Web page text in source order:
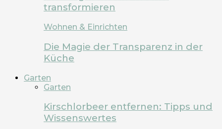
transformieren
Wohnen & Einrichten
Die Magie der Transparenz in der
Küche
Garten
Garten
Kirschlorbeer entfernen: Tipps und
Wissenswertes